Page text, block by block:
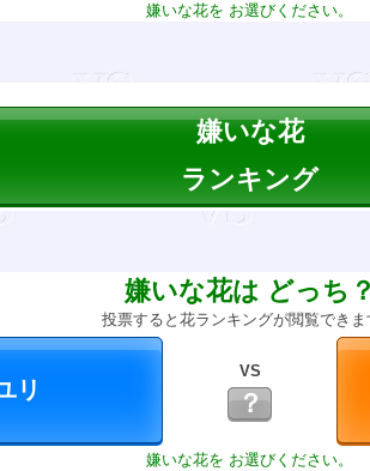
嫌いな花を お選びください。
嫌いな花
ランキング
嫌いな花は どっち？
投票すると花ランキングが閲覧できま
VS
？
嫌いな花を お選びください。